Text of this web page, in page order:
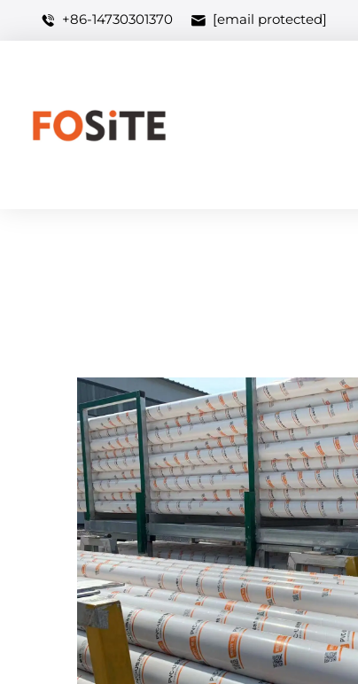
+86-14730301370 [email protected]